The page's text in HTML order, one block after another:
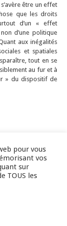
être un effet
que les droits
d’un « effet
d’une politique
aux inégalités
et spatiales
tout en se
au fur et à
» du dispositif de
géographique
rassembler des
pour vous
vos
sur
TOUS les